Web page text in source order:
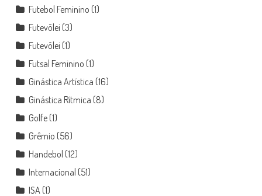
Futebol Feminino (1)
Futevôlei (3)
Futevôlei (1)
Futsal Feminino (1)
Ginástica Artística (16)
Ginástica Rítmica (8)
Golfe(1)
Grêmio (56)
Handebol (12)
Internacional (51)
ISA (1)